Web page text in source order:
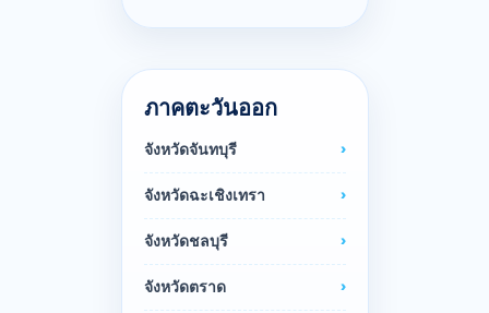
ภาคตะวันออก
จังหวัดจันทบุรี
จังหวัดฉะเชิงเทรา
จังหวัดชลบุรี
จังหวัดตราด